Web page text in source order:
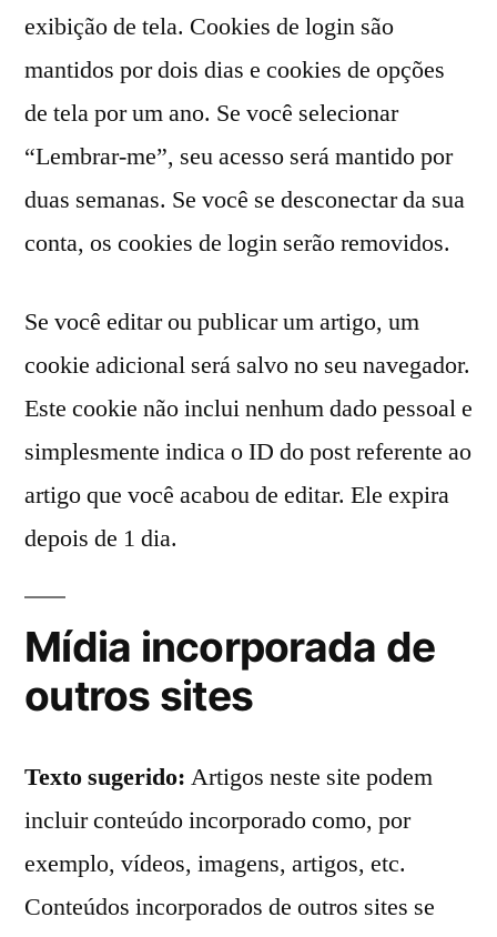
exibição de tela. Cookies de login são
mantidos por dois dias e cookies de opções
de tela por um ano. Se você selecionar
“Lembrar-me”, seu acesso será mantido por
duas semanas. Se você se desconectar da sua
conta, os cookies de login serão removidos.
Se você editar ou publicar um artigo, um
cookie adicional será salvo no seu navegador.
Este cookie não inclui nenhum dado pessoal e
simplesmente indica o ID do post referente ao
artigo que você acabou de editar. Ele expira
depois de 1 dia.
Mídia incorporada de
outros sites
Texto sugerido: Artigos neste site podem
incluir conteúdo incorporado como, por
exemplo, vídeos, imagens, artigos, etc.
Conteúdos incorporados de outros sites se